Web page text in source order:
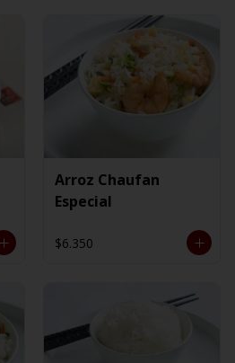
Arroz Chaufan
Especial
$6.350